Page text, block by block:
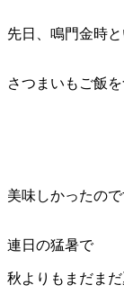
先日、鳴門金時と
さつまいもご飯を
美味しかったの
連日の猛暑で
秋よりもまだま